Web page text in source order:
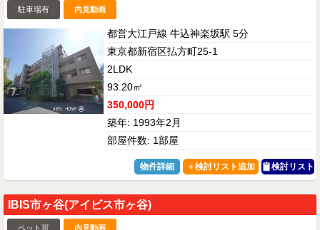
駐車場有 内見動画
都営大江戸線 牛込神楽坂駅 5分
東京都新宿区払方町25-1
2LDK
93.20㎡
350,000円
築年: 1993年2月
部屋件数: 1部屋
物件詳細 検討リスト
IBIS市ヶ谷(アイビス市ヶ谷)
ペット可 内見動画